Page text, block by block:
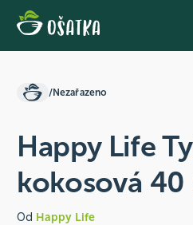
/Nezařazeno
Happy Life
kokosová 40
Od Happy Life